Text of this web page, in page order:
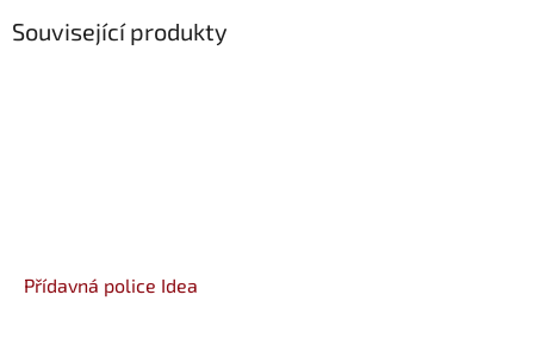
Související produkty
Přídavná police Idea